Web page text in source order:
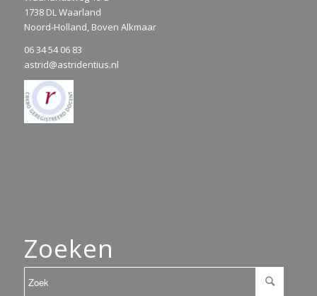
1738 DL Waarland
Noord-Holland, Boven Alkmaar
06 34 54 06 83
astrid@astridentius.nl
Zoeken